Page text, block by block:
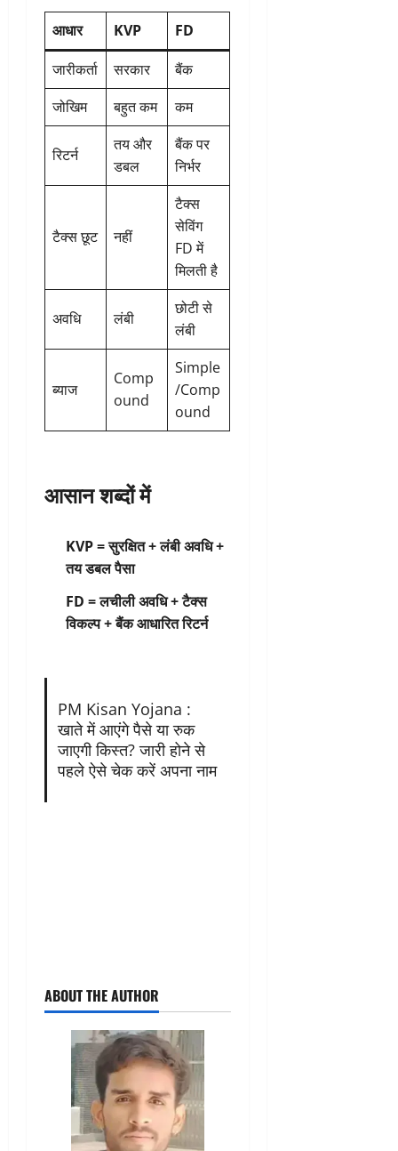
आधार KVP
FD
जारीकर्ता
सरकार
बैंक
जोखिम
बहुत कम कम
रिटर्न
तय और
डबल
बैंक पर
निर्भर
टैक्स छूट नहीं
टैक्स
सेविंग
FD में
मिलती है
अवधि लंबी
छोटी से
लंबी
ब्याज
Comp
ound
Simple
/Comp
ound
आसान शब्दों में
KVP = सुरक्षित + लंबी अवधि +
तय डबल पैसा
FD = लचीली अवधि + टैक्स
विकल्प + बैंक आधारित रिटर्न
PM Kisan Yojana :
खाते में आएंगे पैसे या रुक
जाएगी किस्त? जारी होने से
पहले ऐसे चेक करें अपना नाम
ABOUT THE AUTHOR